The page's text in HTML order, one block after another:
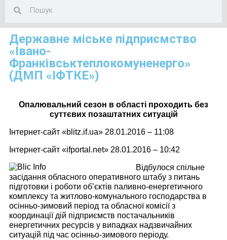
Державне міське підприємство
«Івано-
Франківськтеплокомуненерго»
(ДМП «ІФТКЕ»)
Опалювальний сезон в області проходить без
суттєвих позаштатних ситуацій
Інтернет-сайт «blitz.if.uа» 28.01.2016 – 11:08
Інтернет-сайт «ifportal.net» 28.01.2016 – 10:42
Відбулося спільне
засідання обласного оперативного штабу з питань
підготовки і роботи об’єктів паливно-енергетичного
комплексу та житлово-комунального господарства в
осінньо-зимовий період та обласної комісії з
координації дій підприємств постачальників
енергетичних ресурсів у випадках надзвичайних
ситуацій під час осінньо-зимового періоду.